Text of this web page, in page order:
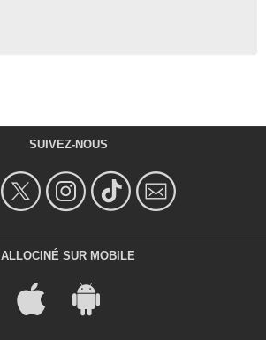
SUIVEZ-NOUS
ALLOCINÉ SUR MOBILE